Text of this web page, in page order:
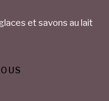
et savons au lait